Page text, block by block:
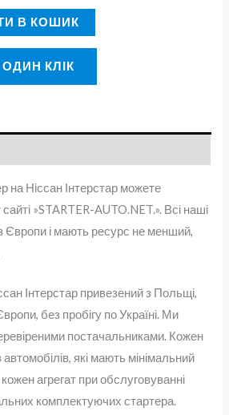
В КОШИК
КЛІК
на Ніссан Інтерстар можете
»STARTER-AUTO.NET.». Всі наші
Європи і мають ресурс не менший,
Інтерстар привезений з Польщі,
без пробігу по Україні. Ми
постачальниками. Кожен
які мають мінімальний
агрегат при обслуговуванні
комплектуючих стартера.